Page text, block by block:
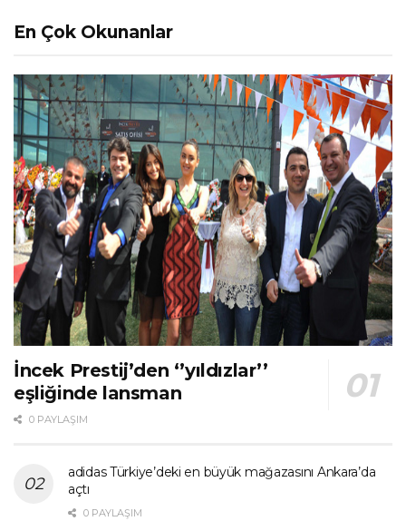
En Çok Okunanlar
İncek Prestij’den ‘’yıldızlar’’
eşliğinde lansman
0 PAYLAŞIM
adidas Türkiye’deki en büyük mağazasını Ankara’da
açtı
0 PAYLAŞIM